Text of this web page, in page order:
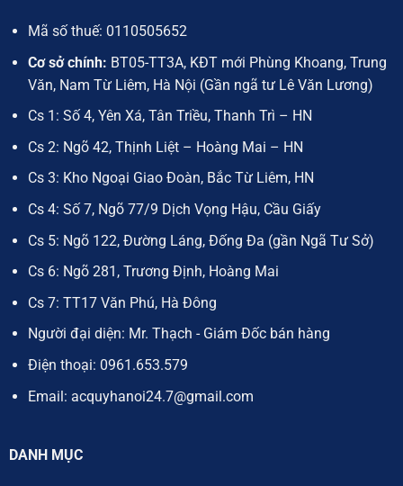
Mã số thuế: 0110505652
Cơ sở chính: BT05-TT3A, KĐT mới Phùng Khoang, Trung
Văn, Nam Từ Liêm, Hà Nội (Gần ngã tư Lê Văn Lương)
Cs 1: Số 4, Yên Xá, Tân Triều, Thanh Trì – HN
Cs 2: Ngõ 42, Thịnh Liệt – Hoàng Mai – HN
Cs 3: Kho Ngoại Giao Đoàn, Bắc Từ Liêm, HN
Cs 4: Số 7, Ngõ 77/9 Dịch Vọng Hậu, Cầu Giấy
Cs 5: Ngõ 122, Đường Láng, Đống Đa (gần Ngã Tư Sở)
Cs 6: Ngõ 281, Trương Định, Hoàng Mai
Cs 7: TT17 Văn Phú, Hà Đông
Người đại diện: Mr. Thạch - Giám Đốc bán hàng
Điện thoại: 0961.653.579
Email: acquyhanoi24.7@gmail.com
DANH MỤC